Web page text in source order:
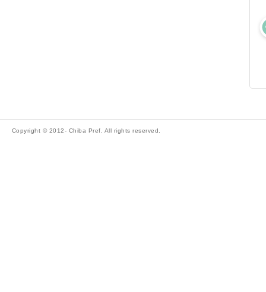
Copyright © 2012- Chiba Pref. All rights reserved.